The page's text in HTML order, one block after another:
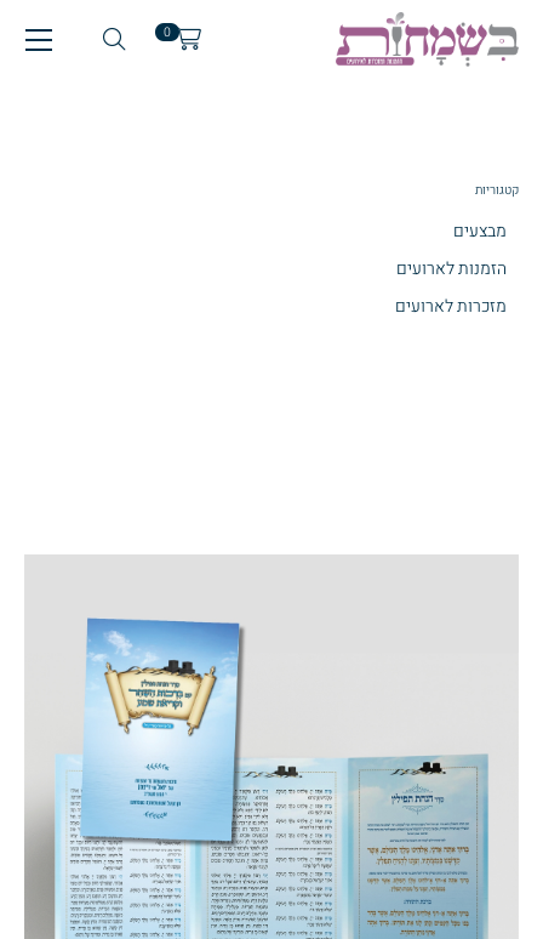
0
קטגוריות
מבצעים
הזמנות לארועים
מזכרות לארועים